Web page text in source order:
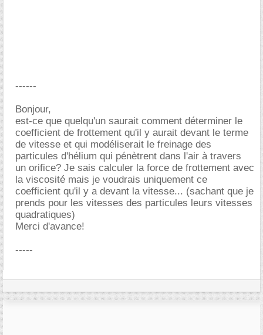
------
Bonjour,
est-ce que quelqu'un saurait comment déterminer le
coefficient de frottement qu'il y aurait devant le terme
de vitesse et qui modéliserait le freinage des
particules d'hélium qui pénètrent dans l'air à travers
un orifice? Je sais calculer la force de frottement avec
la viscosité mais je voudrais uniquement ce
coefficient qu'il y a devant la vitesse... (sachant que je
prends pour les vitesses des particules leurs vitesses
quadratiques)
Merci d'avance!
-----